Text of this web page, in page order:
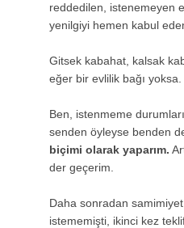
reddedilen, istenemeyen
yenilgiyi hemen kabul
Gitsek kabahat, kalsak
eğer bir evlilik bağı yoksa.
Ben, istenmeme
senden öyleyse benden
biçimi olarak yaparım.
der geçerim.
Daha sonradan
istememişti, ikinci kez